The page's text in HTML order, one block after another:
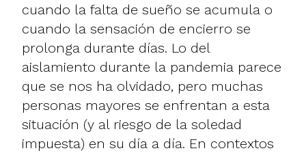
cuando la falta de sueño se acumula o
cuando la sensación de encierro se
prolonga durante días. Lo del
aislamiento durante la pandemia parece
que se nos ha olvidado, pero muchas
personas mayores se enfrentan a esta
situación (y al riesgo de la soledad
impuesta) en su día a día. En contextos